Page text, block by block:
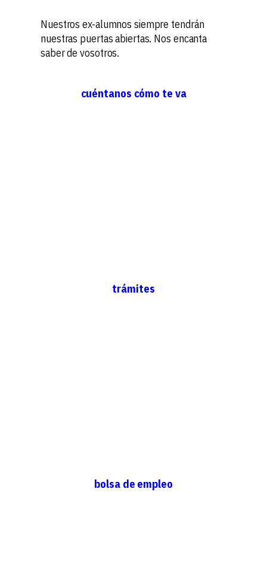
Nuestros ex-alumnos siempre tendrán
nuestras puertas abiertas. Nos encanta
saber de vosotros.
cuéntanos cómo te va
trámites
bolsa de empleo